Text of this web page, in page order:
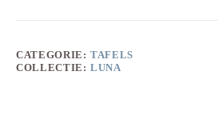
CATEGORIE: TAFELS
COLLECTIE: LUNA